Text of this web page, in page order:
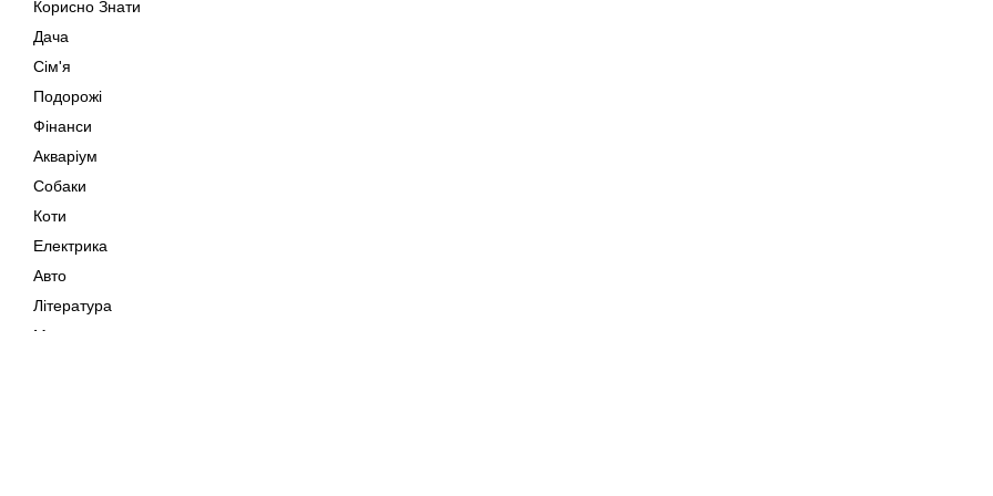
Корисно Знати
Дача
Сім'я
Подорожі
Фінанси
Акваріум
Собаки
Коти
Електрика
Авто
Література
Музика